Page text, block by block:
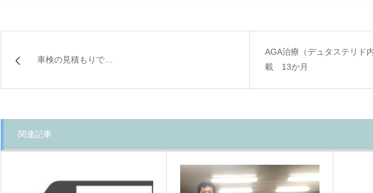
車検の見積もりで…
AGA治療（デュタステリド
載 13か月
関連記事